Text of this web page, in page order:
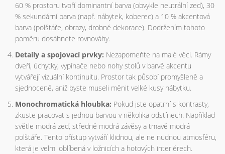
60 % prostoru tvoří dominantní barva (obvykle neutrální zeď), 30
% sekundární barva (např. nábytek, koberec) a 10 % akcentová
barva (polštáře, obrazy, drobné dekorace). Dodržením tohoto
poměru dosáhnete rovnováhy.
Detaily a spojovací prvky: Nezapomeňte na malé věci. Rámy
dveří, úchytky, vypínače nebo nohy stolů v barvě akcentu
vytvářejí vizuální kontinuitu. Prostor tak působí promyšleně a
sjednoceně, aniž byste museli měnit velké kusy nábytku.
Monochromatická hloubka: Pokud jste opatrní s kontrasty,
zkuste pracovat s jednou barvou v několika odstínech. Například
světle modrá zeď, středně modrá závěsy a tmavě modrá
polštáře. Tento přístup vytváří klidnou, ale ne nudnou atmosféru,
která je velmi oblíbená v ložnicích a hotových interiérech.